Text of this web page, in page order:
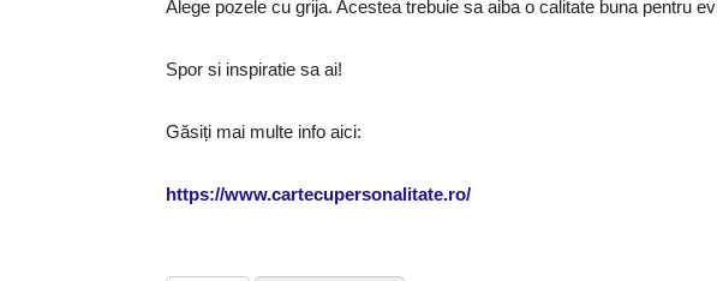
Alege pozele cu grija. Acestea trebuie sa aiba o calitate buna pentru
Spor si inspiratie sa ai!
Găsiți mai multe info aici:
https://www.cartecupersonalitate.ro/